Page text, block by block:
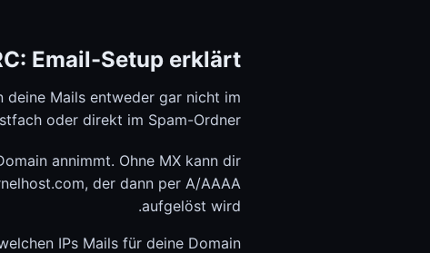
Email-Setup erklärt
deine Mails entweder gar nicht im
oder direkt im Spam-Ordner.
annimmt. Ohne MX kann dir
der dann per A/AAAA
aufgelöst wird.
IPs Mails für deine Domain